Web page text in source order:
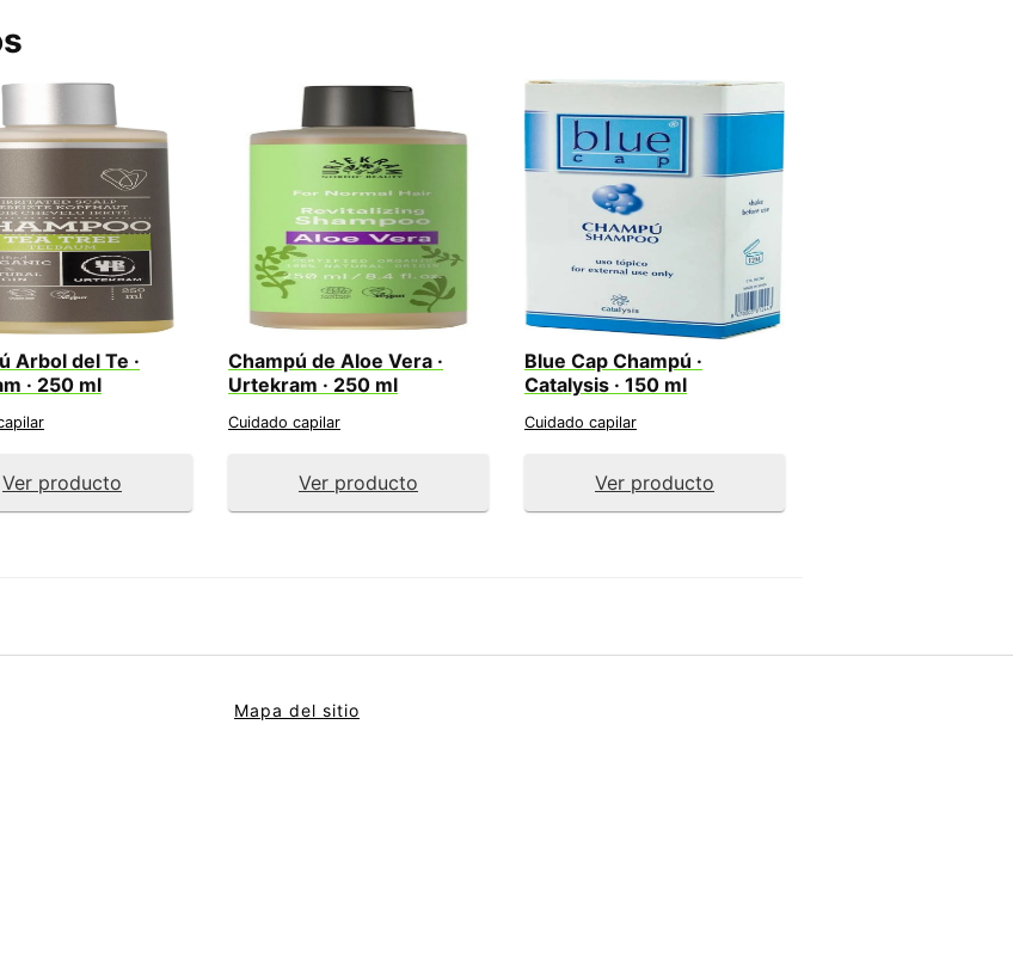
Arbol del Te ·
· 250 ml
Ver producto
Champú de Aloe Vera ·
Urtekram · 250 ml
Cuidado capilar
Ver producto
Blue Cap Champú ·
Catalysis · 150 ml
Cuidado capilar
Ver producto
Mapa del sitio